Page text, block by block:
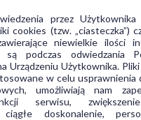
REVITO
ostrożności
i wilgocią. Przechowywać w
miejscu.
przez Użytkownika
cookies (tzw. „ciasteczka”)
niewielkie ilości
są podczas odwiedzania
Urządzeniu Użytkownika.
w celu usprawnienia
umożliwiają nam
serwisu,
ciągłe doskonalenie,